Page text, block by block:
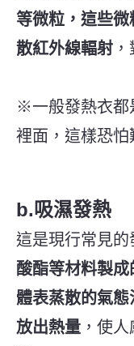
等微粒，這些
散紅外線輻射
※一般發熱衣都
裡面，這樣恐怕
b.吸濕發熱
這是現行常見的
酸酯等材料製
體表蒸散的氣
放出熱量 ，使